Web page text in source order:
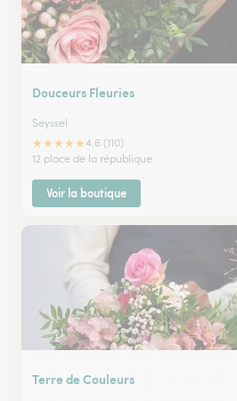
Douceurs Fleuries
Seyssel
★★★★★4.6 (110)
12 place de la république
Voir la boutique
Terre de Couleurs